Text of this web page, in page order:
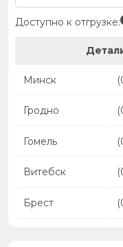
Доступно к отгрузке:
Минск
Гродно
Гомель
Витебск
Брест